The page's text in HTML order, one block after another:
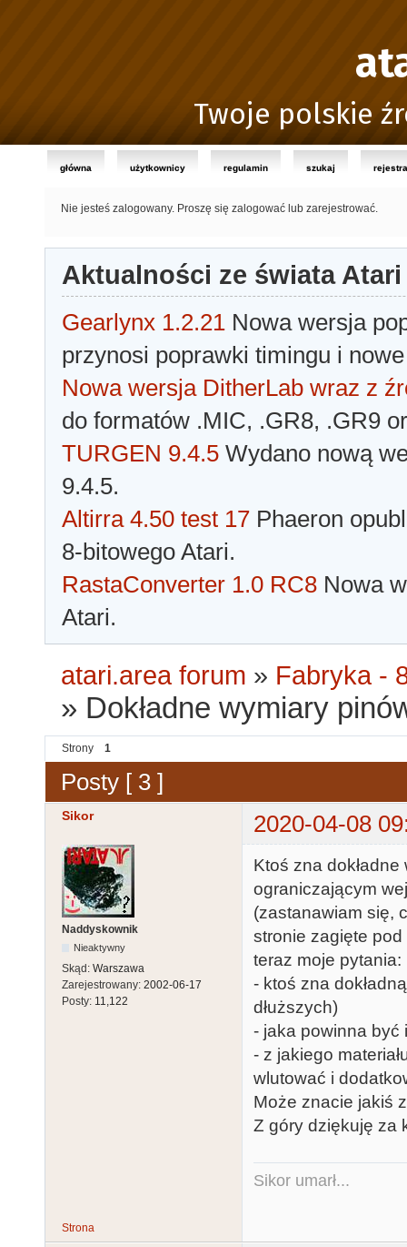
Twoje polskie
główna użytkownicy regulamin szukaj
Nie jesteś zalogowany. Proszę się zalogować lub zarejestrować.
Aktualności ze świata Atari
Gearlynx 1.2.21 Nowa wersja
przynosi poprawki timingu i
Nowa wersja DitherLab wraz z
do formatów .MIC, .GR8, .GR9
TURGEN 9.4.5 Wydano nową
9.4.5.
Altirra 4.50 test 17 Phaeron
8-bitowego Atari.
RastaConverter 1.0 RC8 Nowa
Atari.
atari.area forum » Fabryka -
» Dokładne wymiary
Strony 1
Posty [ 3 ]
Sikor 2020-04-08
Naddyskownik
Nieaktywny
Skąd: Warszawa
Zarejestrowany: 2002-06-17
Posty: 11,122
Ktoś zna
ograniczającym
(zastanawiam się,
stronie zagięte
teraz moje pytania:
- ktoś zna
dłuższych)
- jaka powinna być
- z jakiego
wlutować i
Może znacie jakiś
Z góry dziękuję za
Sikor umarł...
Strona